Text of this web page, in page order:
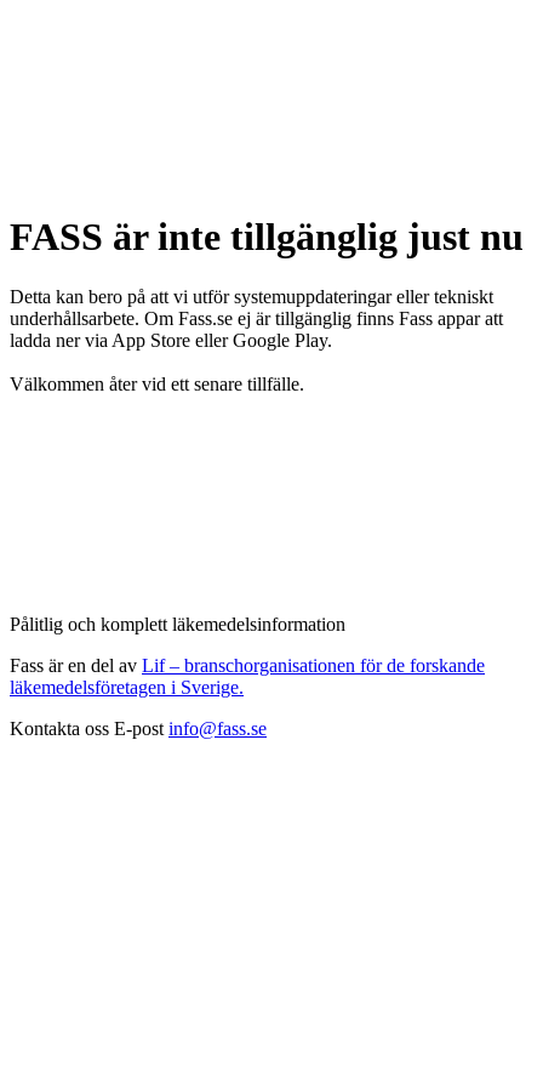
FASS är inte tillgänglig just nu
Detta kan bero på att vi utför systemuppdateringar eller tekniskt
underhållsarbete. Om Fass.se ej är tillgänglig finns Fass appar att
ladda ner via App Store eller Google Play.
Välkommen åter vid ett senare tillfälle.
Pålitlig och komplett läkemedelsinformation
Fass är en del av Lif – branschorganisationen för de forskande
läkemedelsföretagen i Sverige.
Kontakta oss E-post info@fass.se